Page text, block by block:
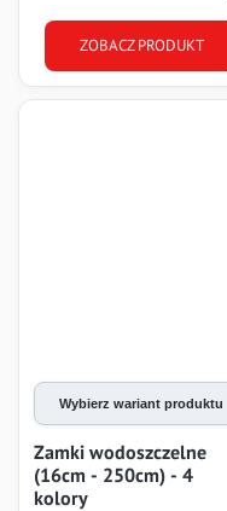
ZOBACZ PRODUKT
Wybierz wariant produktu
Zamki wodoszczelne
(16cm - 250cm) - 4
kolory